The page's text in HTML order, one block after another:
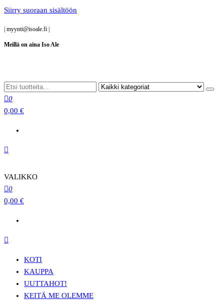
Siirry suoraan sisältöön
myynti@isoale.fi
Meillä on aina Iso Ale
0
0,00 €
VALIKKO
0
0,00 €
KOTI
KAUPPA
UUTTAHOT!
KEITÄ ME OLEMME